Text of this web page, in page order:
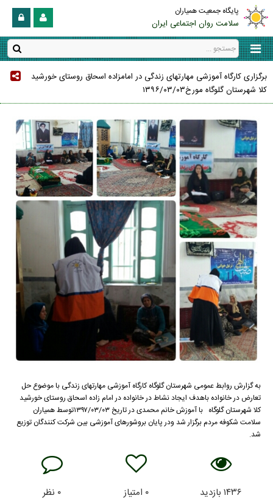
پایگاه جمعیت همیاران
سلامت روان اجتماعی ایران
برگزاری کارگاه آموزشی مهارتهای زندگی در امامزاده اسحاق روستای خورشید
کلا شهرستان گلوگاه مورخ۱۳۹۶/۰۳/۰۳
به گزارش روابط عمومی شهرستان گلوگاه کارگاه آموزشی مهارتهای زندگی با موضوع حل
تعارض در خانواده باهدف ایجاد نشاط در خانواده در امام زاده اسحاق روستای خورشید
کلا شهرستان گلوگاه با آموزش خانم محمدی در تاریخ ۱۳۹۷/۰۳/۰۳توسط همیاران
سلامت شکوفه مردم برگزار شد ودر پایان بروشورهای آموزشی بین شرکت کنندگان توزیع
شد.
۱۴۳۶بازدید ۰ امتیاز ۰ نظر